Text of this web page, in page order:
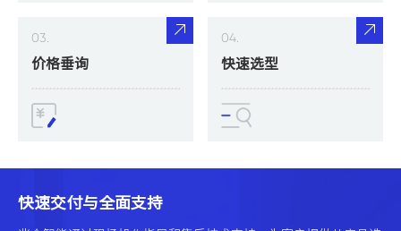
03.
价格垂询
04.
快速选型
快速交付与全面支持